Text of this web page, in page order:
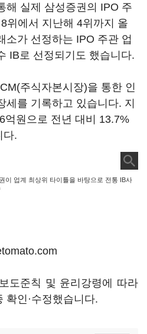
해 실제 삼성증권의 IPO 주
위에서 지난해 4위까지 올
소가 선정하는 IPO 주관 업
IB로 선정되기도 했습니다.
주식자본시장)을 통한 인
세를 기록하고 있습니다. 지
억원으로 전년 대비 13.7%
다.
이 업계 최상위 타이틀을 바탕으로 전통 IB사
도준칙 및 윤리강령에 따라
확인·수정했습니다.